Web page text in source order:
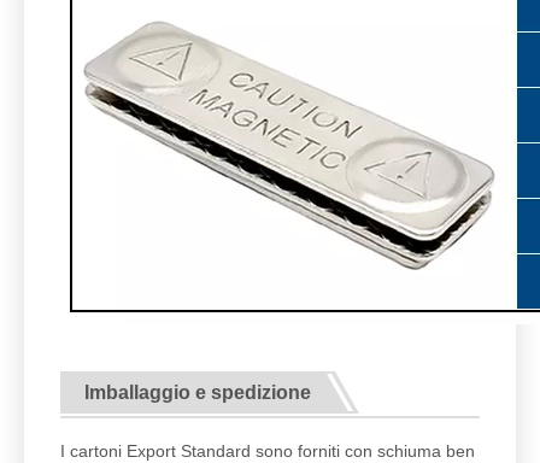
Imballaggio e spedizione
I cartoni Export Standard sono forniti con schiuma ben